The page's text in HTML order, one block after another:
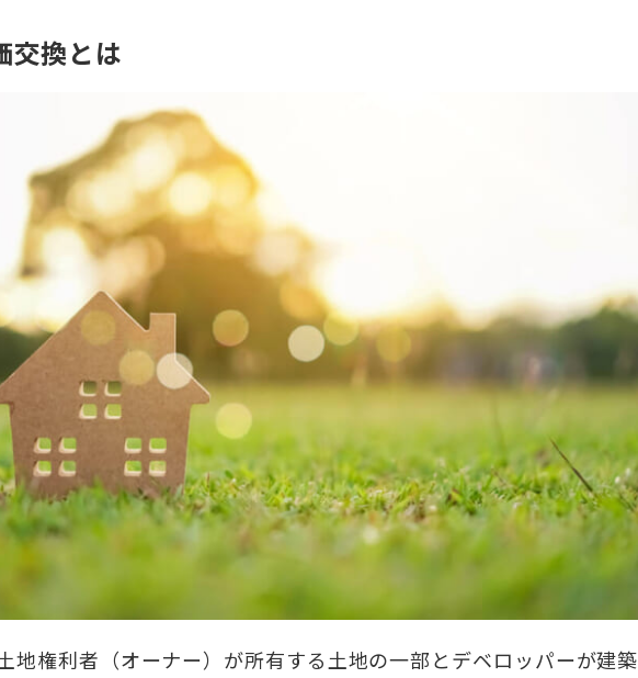
交換とは
地権利者（オーナー）が所有する土地の一部とデベロッパーが建築